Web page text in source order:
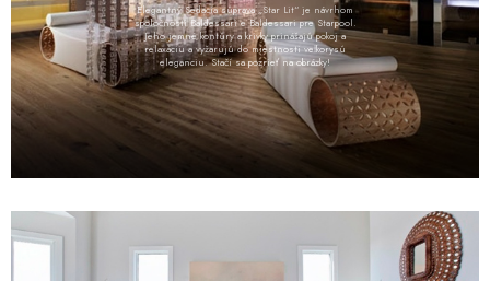
Elegantný Sedacia súprava „Star Lit“ je návrhom
spoločnosti Baldessari e Baldessari pre Starpool.
Jeho jemné kontúry a krivky prinášajú pokoj a
relaxáciu a vyžarujú do miestnosti veľkorysú
eleganciu. Stačí sa pozrieť na obrázky!